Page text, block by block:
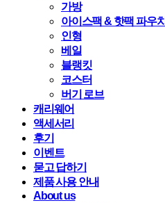
가방
아이스팩 & 핫팩 파우치
인형
베일
블랭킷
코스터
버기 로브
캐리웨어
액세서리
후기
이벤트
묻고 답하기
제품 사용 안내
About us